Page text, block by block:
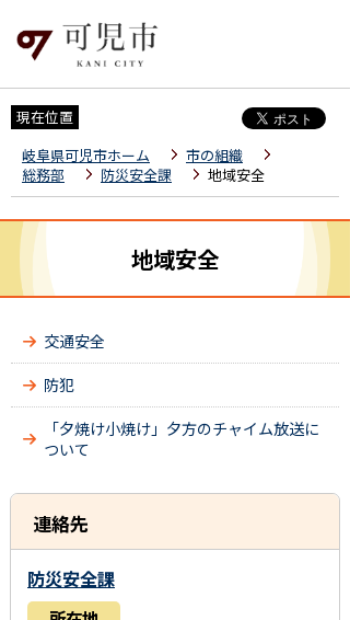
現在位置
岐阜県可児市ホーム
市の組織
総務部
防災安全課 地域安全
地域安全
交通安全
防犯
「夕焼け小焼け」夕方のチャイム放送に
ついて
連絡先
防災安全課